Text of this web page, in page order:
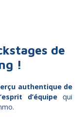
de
!
authentique de
d’équipe qui